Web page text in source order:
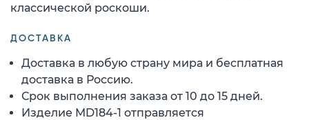
классической роскоши.
ДОСТАВКА
Доставка в любую страну мира и бесплатная
доставка в Россию.
Срок выполнения заказа от 10 до 15 дней.
Изделие MD184-1 отправляется